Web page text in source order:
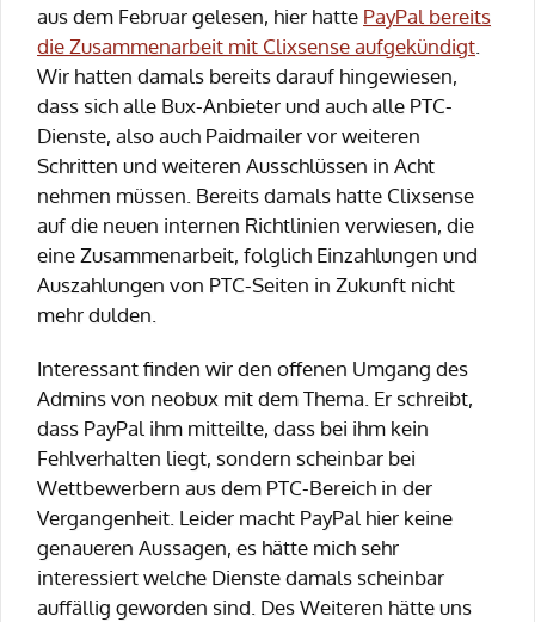
aus dem Februar gelesen, hier hatte PayPal bereits
die Zusammenarbeit mit Clixsense aufgekündigt
Wir hatten damals bereits darauf hingewiesen,
dass sich alle Bux-Anbieter und auch alle PTC-
Dienste, also auch Paidmailer vor weiteren
Schritten und weiteren Ausschlüssen in Acht
nehmen müssen. Bereits damals hatte Clixsense
auf die neuen internen Richtlinien verwiesen, die
eine Zusammenarbeit, folglich Einzahlungen und
Auszahlungen von PTC-Seiten in Zukunft nicht
mehr dulden.
Interessant finden wir den offenen Umgang des
Admins von neobux mit dem Thema. Er schreibt,
dass PayPal ihm mitteilte, dass bei ihm kein
Fehlverhalten liegt, sondern scheinbar bei
Wettbewerbern aus dem PTC-Bereich in der
Vergangenheit. Leider macht PayPal hier keine
genaueren Aussagen, es hätte mich sehr
interessiert welche Dienste damals scheinbar
auffällig geworden sind. Des Weiteren hätte uns